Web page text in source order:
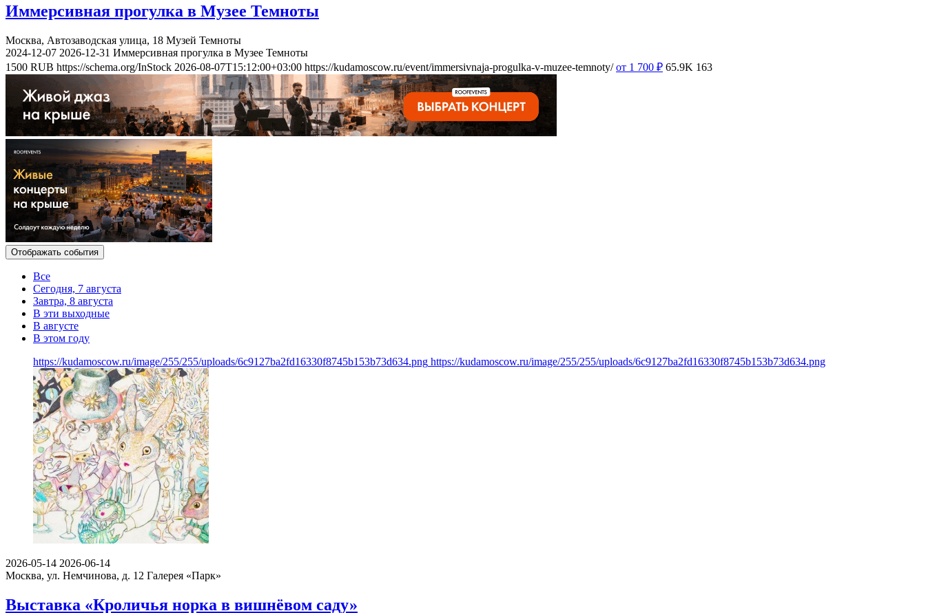
Иммерсивная прогулка в Музее Темноты
Москва, Автозаводская улица, 18 Музей Темноты
2024-12-07 2026-12-31 Иммерсивная прогулка в Музее Темноты
1500 RUB https://schema.org/InStock 2026-08-07T15:12:00+03:00 https://kudamoscow.ru/event/immersivnaja-progulka-v-muzee-temnoty/ от 1 700 ₽ 65.9K 163
Отображать события
Все
Сегодня, 7 августа
Завтра, 8 августа
В эти выходные
В августе
В этом году
https://kudamoscow.ru/image/255/255/uploads/6c9127ba2fd16330f8745b153b73d634.png https://kudamoscow.ru/image/255/255/uploads/6c9127ba2fd16330f8745b153b73d634.png
2026-05-14 2026-06-14
Москва, ул. Немчинова, д. 12 Галерея «Парк»
Выставка «Кроличья норка в вишнёвом саду»